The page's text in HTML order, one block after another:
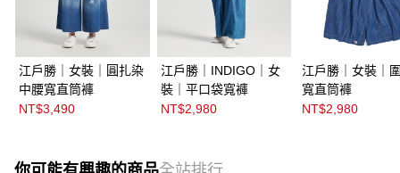
江戶勝｜女裝｜圓扎染
中腰寬直筒褲
NT$3,490
江戶勝｜INDIGO｜女
裝｜平口袋寬褲
NT$2,980
江戶勝｜女裝｜
寬直筒褲
NT$2,980